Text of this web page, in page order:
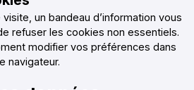
un bandeau d’information vous
refuser les cookies non essentiels.
modifier vos préférences dans
navigateur.